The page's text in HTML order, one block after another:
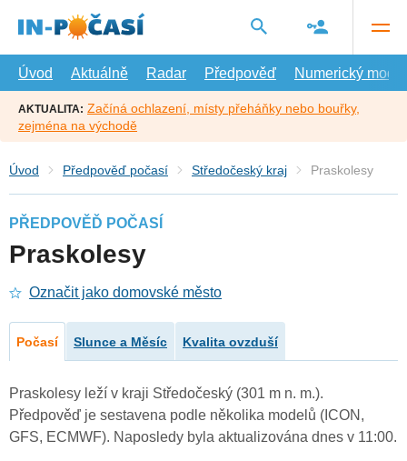
hlavní
Úvod
Aktuálně Radar Předpověď Numerický model
AKTUALITA: Začíná ochlazení, místy přeháňky nebo bouřky,
zejména na východě
Úvod Předpověď počasí Středočeský kraj Praskolesy
PŘEDPOVĚĎ POČASÍ
Praskolesy
Označit jako domovské město
Počasí Slunce a Měsíc Kvalita ovzduší
Praskolesy leží v kraji Středočeský (301 m n. m.).
Předpověď je sestavena podle několika modelů (ICON,
GFS, ECMWF). Naposledy byla aktualizována dnes v 11:00.